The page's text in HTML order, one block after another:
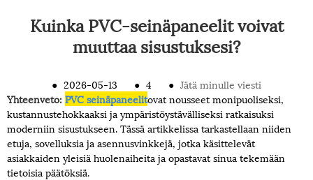
Kuinka PVC-seinäpaneelit voivat
muuttaa sisustuksesi?
● 2026-05-13 ● 4 ● Jätä minulle viesti
Yhteenveto: PVC seinäpaneelitovat nousseet monipuoliseksi,
kustannustehokkaaksi ja ympäristöystävälliseksi ratkaisuksi
moderniin sisustukseen. Tässä artikkelissa tarkastellaan niiden
etuja, sovelluksia ja asennusvinkkejä, jotka käsittelevät
asiakkaiden yleisiä huolenaiheita ja opastavat sinua tekemään
tietoisia päätöksiä.